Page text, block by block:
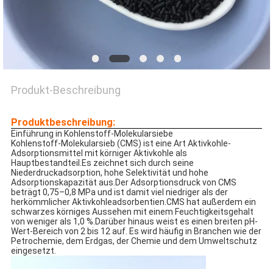
ANGEBOT
ANFORDERN
SITEMAP
PRIVACY
POLICY
Produkt-Beschreibung
Produktbeschreibung:
Einführung in Kohlenstoff-Molekularsiebe
Kohlenstoff-Molekularsieb (CMS) ist eine Art Aktivkohle-
Adsorptionsmittel mit körniger Aktivkohle als
Hauptbestandteil.Es zeichnet sich durch seine
Niederdruckadsorption, hohe Selektivität und hohe
Adsorptionskapazität aus.Der Adsorptionsdruck von CMS
beträgt 0,75–0,8 MPa und ist damit viel niedriger als der
herkömmlicher Aktivkohleadsorbentien.CMS hat außerdem ein
schwarzes körniges Aussehen mit einem Feuchtigkeitsgehalt
von weniger als 1,0 %.Darüber hinaus weist es einen breiten pH-
Wert-Bereich von 2 bis 12 auf. Es wird häufig in Branchen wie der
Petrochemie, dem Erdgas, der Chemie und dem Umweltschutz
eingesetzt.